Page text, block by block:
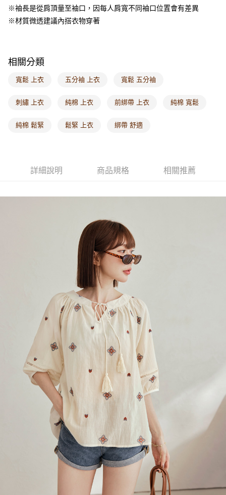
宅配
每筆NT$120，滿NT$1,000(含以上)免運費
海外配送-歐美地區 查看運費
※袖長是從肩頂量至袖口，因每人肩寬不同袖口位置會有差異
※材質微透建議內搭衣物穿著
相關分類
寬鬆 上衣 五分袖 上衣 寬鬆 五分袖
刺繡 上衣 純棉 上衣 前綁帶 上衣 純棉 寬鬆
純棉 鬆緊 鬆緊 上衣 綁帶 舒適
詳細說明 商品規格 相關推薦